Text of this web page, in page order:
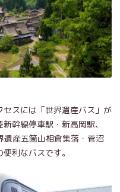
スには「世界遺産バス」が
幹線停車駅・新高岡駅、
遺産五箇山相倉集落・菅沼
利なバスです。